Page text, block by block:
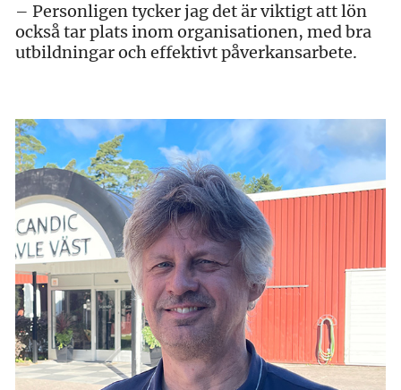
– Personligen tycker jag det är viktigt att lön
också tar plats inom organisationen, med bra
utbildningar och effektivt påverkansarbete.